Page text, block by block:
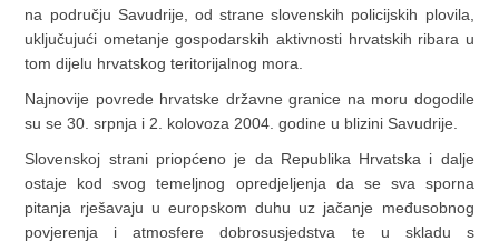
na području Savudrije, od strane slovenskih policijskih plovila,
uključujući ometanje gospodarskih aktivnosti hrvatskih ribara u
tom dijelu hrvatskog teritorijalnog mora.
Najnovije povrede hrvatske državne granice na moru dogodile
su se 30. srpnja i 2. kolovoza 2004. godine u blizini Savudrije.
Slovenskoj strani priopćeno je da Republika Hrvatska i dalje
ostaje kod svog temeljnog opredjeljenja da se sva sporna
pitanja rješavaju u europskom duhu uz jačanje međusobnog
povjerenja i atmosfere dobrosusjedstva te u skladu s